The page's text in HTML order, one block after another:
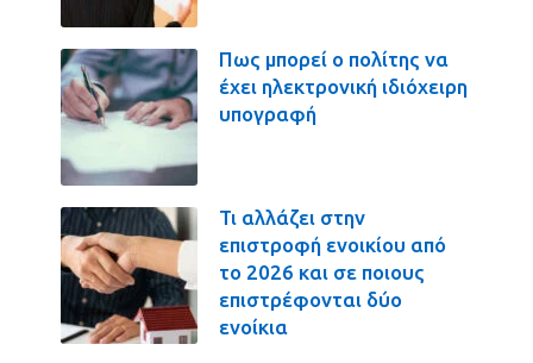
Πως μπορεί ο πολίτης να
έχει ηλεκτρονική ιδιόχειρη
υπογραφή
Τι αλλάζει στην
επιστροφή ενοικίου από
το 2026 και σε ποιους
επιστρέφονται δύο
ενοίκια